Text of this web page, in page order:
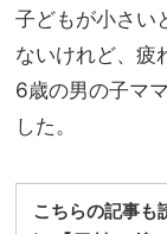
子どもが小さい
ないけれど、疲
6歳の男の子マ
した。
こちらの記事も